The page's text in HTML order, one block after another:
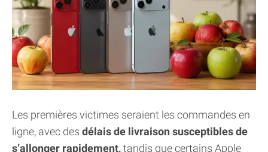
Les premières victimes seraient les commandes en
ligne, avec des délais de livraison susceptibles de
s’allonger rapidement,tandis que certains Apple